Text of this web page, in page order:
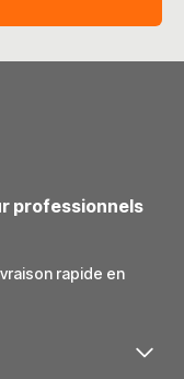
professionnels
rapide en